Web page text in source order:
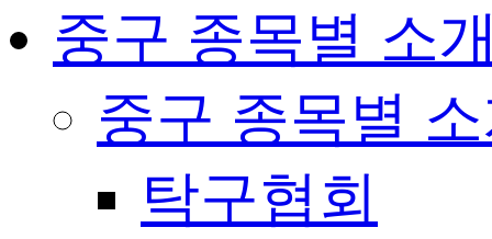
중구 종목별 소
중구 종목별
탁구협회